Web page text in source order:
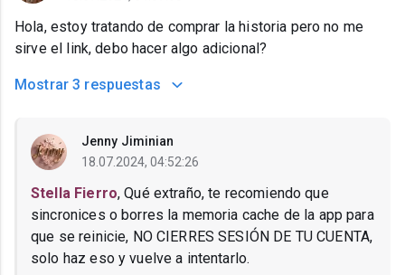
Hola, estoy tratando de comprar la historia pero no me
sirve el link, debo hacer algo adicional?
Mostrar 3 respuestas
Jenny Jiminian
18.07.2024, 04:52:26
Stella Fierro, Qué extraño, te recomiendo que
sincronices o borres la memoria cache de la app para
que se reinicie, NO CIERRES SESIÓN DE TU CUENTA,
solo haz eso y vuelve a intentarlo.